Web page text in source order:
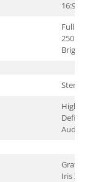
16:9
Full HD
250 nits
Stereo
High
Audio
Grafică
Iris Xe